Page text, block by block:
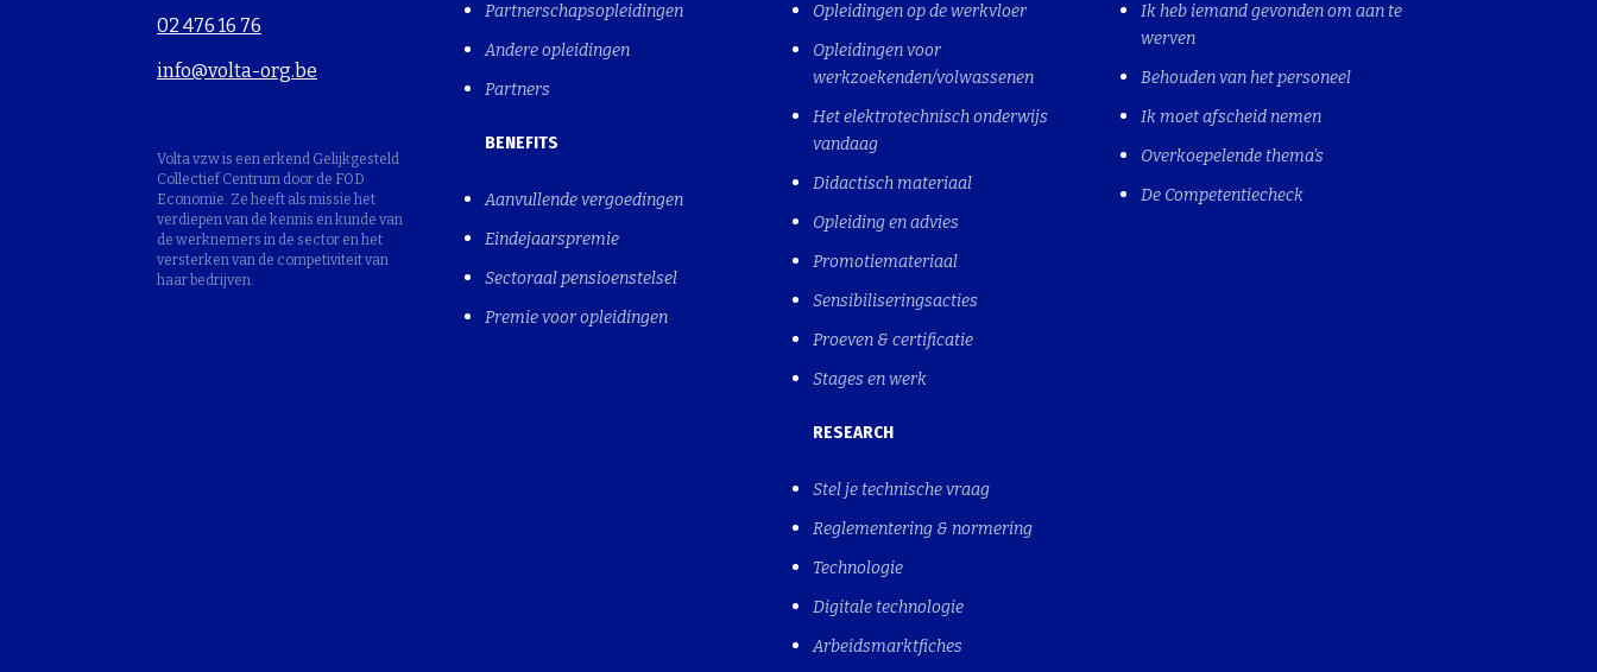
02 476 16 76
info@volta-org.be
Volta vzw is een erkend Gelijkgesteld
Collectief Centrum door de FOD
Economie. Ze heeft als missie het
verdiepen van de kennis en kunde van
de werknemers in de sector en het
versterken van de competiviteit van
haar bedrijven.
Partnerschapsopleidingen
Andere opleidingen
Partners
BENEFITS
Aanvullende vergoedingen
Eindejaarspremie
Sectoraal pensioenstelsel
Premie voor opleidingen
Opleidingen op de werkvloer
Opleidingen voor
werkzoekenden/volwassenen
Het elektrotechnisch onderwijs
vandaag
Didactisch materiaal
Opleiding en advies
Promotiemateriaal
Sensibiliseringsacties
Proeven & certificatie
Stages en werk
RESEARCH
Stel je technische vraag
Reglementering & normering
Technologie
Digitale technologie
Arbeidsmarktfiches
Ik heb iemand gevonden om aan te
werven
Behouden van het personeel
Ik moet afscheid nemen
Overkoepelende thema's
De Competentiecheck